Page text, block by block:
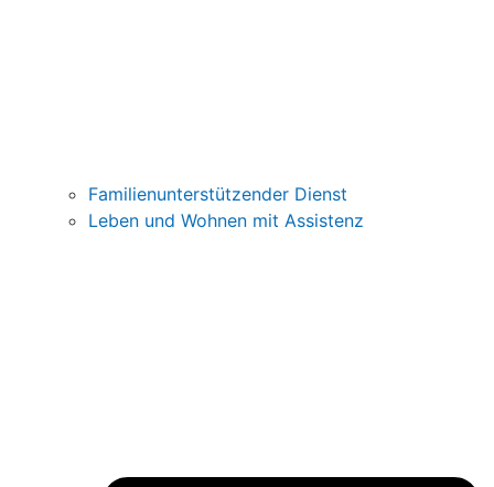
Familienunterstützender Dienst
Leben und Wohnen mit Assistenz